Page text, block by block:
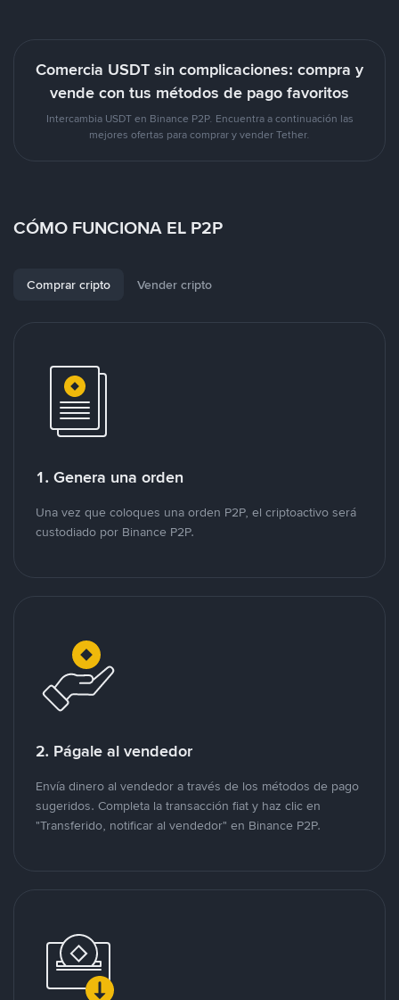
Comercia USDT sin complicaciones: compra y
vende con tus métodos de pago favoritos
Intercambia USDT en Binance P2P. Encuentra a continuación las
mejores ofertas para comprar y vender Tether.
CÓMO FUNCIONA EL P2P
Comprar cripto Vender cripto
1. Genera una orden
Una vez que coloques una orden P2P, el criptoactivo será
custodiado por Binance P2P.
2. Págale al vendedor
Envía dinero al vendedor a través de los métodos de pago
sugeridos. Completa la transacción fiat y haz clic en
"Transferido, notificar al vendedor" en Binance P2P.